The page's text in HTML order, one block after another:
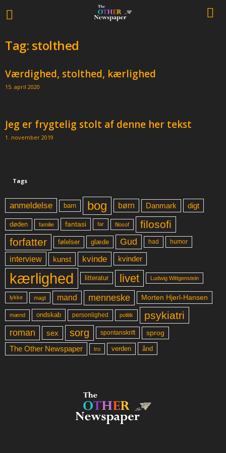
Tag: stolthed
Værdighed, stolthed, kærlighed
15. april 2020
Jeg er frygtelig stolt af denne her tekst
1. november 2019
Tags
anmeldelse barn bog børn Danmark digt
døden familie fantasi far filosof
filosofi
forfatter
følelser glæde Gud had humor
interview kunst kvinde kvinder
kærlighed litteratur livet Ludwig Wittgenstein
lykke magt mand menneske Morten Hjerl-Hansen
mænd ondskab personlighed politik psykiatri
roman sex sorg spontanskrift sprog
The Other Newspaper tro verden ånd